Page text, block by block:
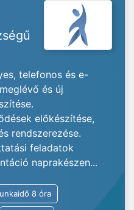
telefonos és e-
és új
előkészítése,
rendszerezése.
feladatok
naprakészen...
8 óra